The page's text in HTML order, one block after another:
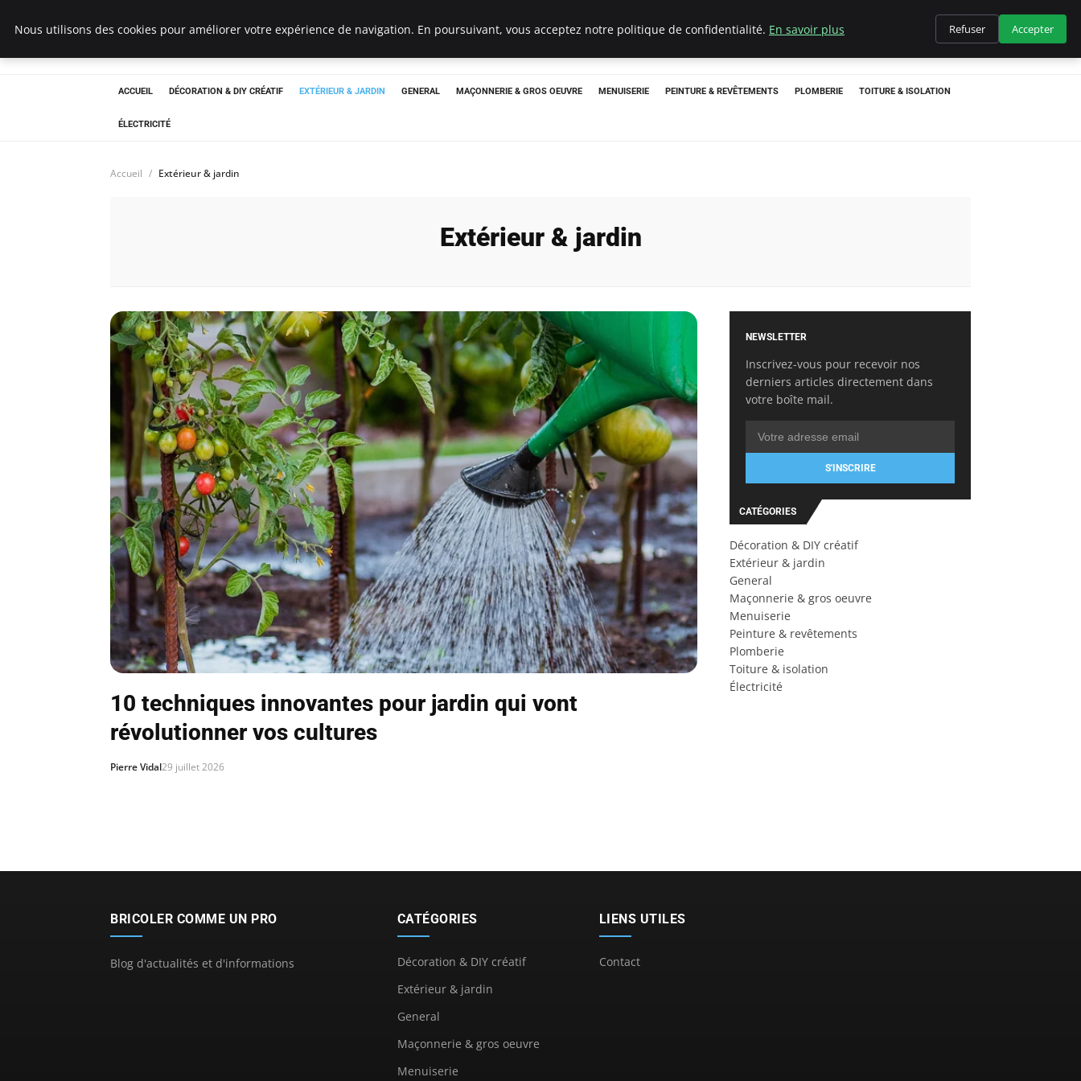
Bricoler Comme Un Pro
ACCUEIL DÉCORATION & DIY CRÉATIF EXTÉRIEUR & JARDIN GENERAL MAÇONNERIE & GROS OEUVRE MENUISERIE PEINTURE & REVÊTEMENTS PLOMBERIE TOITURE & ISOLATION
ÉLECTRICITÉ
Accueil Extérieur & jardin
Extérieur & jardin
10 techniques innovantes pour jardin qui vont
révolutionner vos cultures
Pierre Vidal29 juillet 2026
NEWSLETTER
Inscrivez-vous pour recevoir nos
derniers articles directement dans
votre boîte mail.
S'INSCRIRE
CATÉGORIES
Décoration & DIY créatif
Extérieur & jardin
General
Maçonnerie & gros oeuvre
Menuiserie
Peinture & revêtements
Plomberie
Toiture & isolation
Électricité
BRICOLER COMME UN PRO
Blog d'actualités et d'informations
CATÉGORIES
Décoration & DIY créatif
Extérieur & jardin
General
Maçonnerie & gros oeuvre
Menuiserie
LIENS UTILES
Contact
Nous utilisons des cookies pour améliorer votre expérience de navigation. En poursuivant, vous acceptez notre politique de confidentialité. En savoir plus Refuser Accepter